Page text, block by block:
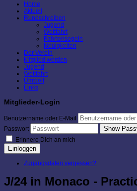
Home
Aktuell
Rundschreiben
Jugend
Wettfahrt
Fahrtensegeln
Neuigkeiten
Der Verein
Mitglied werden
Jugend
Wettfahrt
Umwelt
Links
Mitglieder-Login
Benutzername oder E-Mail
Passwort
Show
Erinnere Dich an mich
Einloggen
Zugangsdaten vergessen?
J/24 in Monaco -